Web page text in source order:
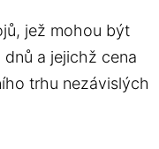
jež mohou být
a jejichž cena
trhu nezávislých